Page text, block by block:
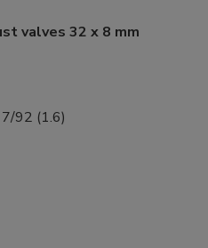
valves 32 x 8 mm
7/92 (1.6)